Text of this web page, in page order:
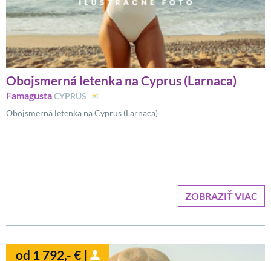
Obojsmerná letenka na Cyprus (Larnaca)
FamagustaCYPRUS
Obojsmerná letenka na Cyprus (Larnaca)
ZOBRAZIŤ VIAC
od 1 792,- € |